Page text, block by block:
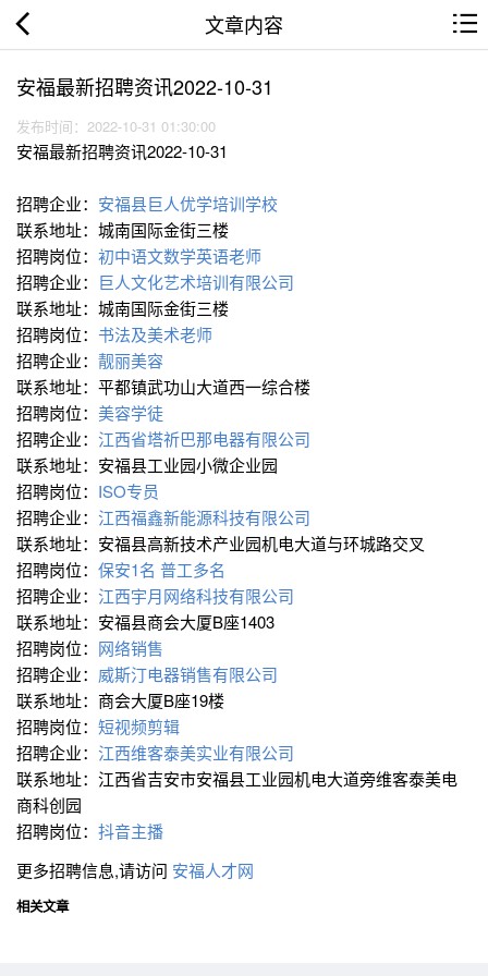
文章内容
安福最新招聘资讯2022-10-31
发布时间：2022-10-31 01:30:00
安福最新招聘资讯2022-10-31
招聘企业： 安福县巨人优学培训学校
联系地址：城南国际金街三楼
招聘岗位： 初中语文数学英语老师
招聘企业： 巨人文化艺术培训有限公司
联系地址：城南国际金街三楼
招聘岗位： 书法及美术老师
招聘企业： 靓丽美容
联系地址：平都镇武功山大道西一综合楼
招聘岗位： 美容学徒
招聘企业： 江西省塔祈巴那电器有限公司
联系地址：安福县工业园小微企业园
招聘岗位： ISO专员
招聘企业： 江西福鑫新能源科技有限公司
联系地址：安福县高新技术产业园机电大道与环城路交叉
招聘岗位： 保安1名 普工多名
招聘企业： 江西宇月网络科技有限公司
联系地址：安福县商会大厦B座1403
招聘岗位： 网络销售
招聘企业： 威斯汀电器销售有限公司
联系地址：商会大厦B座19楼
招聘岗位： 短视频剪辑
招聘企业： 江西维客泰美实业有限公司
联系地址：江西省吉安市安福县工业园机电大道旁维客泰美电
商科创园
招聘岗位： 抖音主播
更多招聘信息,请访问 安福人才网
相关文章